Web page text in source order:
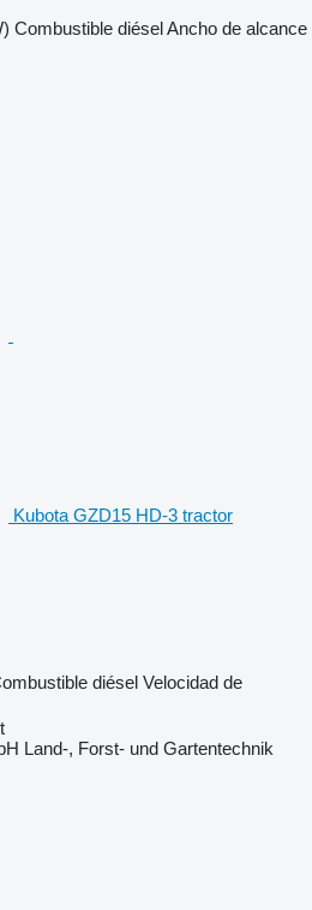
Combustible diéselAncho de alcance
Kubota GZD15 HD-3 tractor
diésel Velocidad de
Land-, Forst- und Gartentechnik